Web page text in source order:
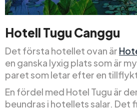
Hotell Tugu Canggu
Det första hotellet ovan är
en ganska lyxig plats som är
paret som letar efter en
En fördel med Hotel Tugu är
beundras i hotellets salar. Det